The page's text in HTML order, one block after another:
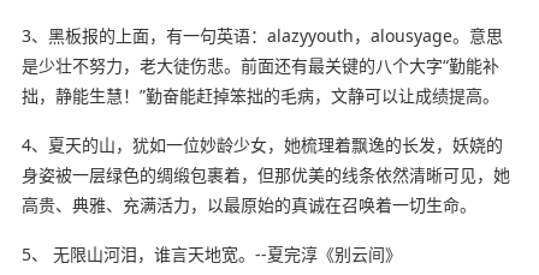
3、黑板报的上面，有一句英语：alazyyouth，alousyage。意思
是少壮不努力，老大徒伤悲。前面还有最关键的八个大字“勤能补
拙，静能生慧！”勤奋能赶掉笨拙的毛病，文静可以让成绩提高。
4、夏天的山，犹如一位妙龄少女，她梳理着飘逸的长发，妖娆的
身姿被一层绿色的绸缎包裹着，但那优美的线条依然清晰可见，她
高贵、典雅、充满活力，以最原始的真诚在召唤着一切生命。
5、 无限山河泪，谁言天地宽。--夏完淳《别云间》